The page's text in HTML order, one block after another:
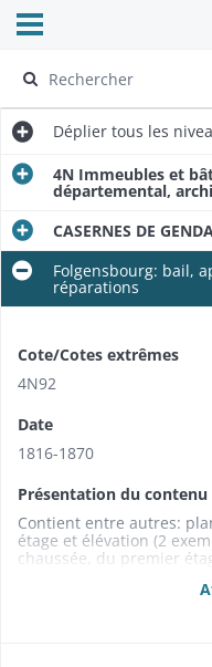
Ouvrir le menu déroulant
Déplier tous les
4N Immeubles et
départemental,
CASERNES DE
Folgensbourg: bail,
réparations
Cote/Cotes extrêmes
4N92
Date
1816-1870
Présentation du contenu
Contient entre autres:
étage et élévation (2
chaussée, du premier